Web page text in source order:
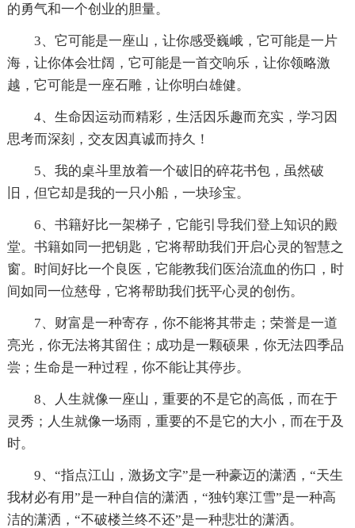
的勇气和一个创业的胆量。
3、它可能是一座山，让你感受巍峨，它可能是一片
海，让你体会壮阔，它可能是一首交响乐，让你领略激
越，它可能是一座石雕，让你明白雄健。
4、生命因运动而精彩，生活因乐趣而充实，学习因
思考而深刻，交友因真诚而持久！
5、我的桌斗里放着一个破旧的碎花书包，虽然破
旧，但它却是我的一只小船，一块珍宝。
6、书籍好比一架梯子，它能引导我们登上知识的殿
堂。书籍如同一把钥匙，它将帮助我们开启心灵的智慧之
窗。时间好比一个良医，它能教我们医治流血的伤口，时
间如同一位慈母，它将帮助我们抚平心灵的创伤。
7、财富是一种寄存，你不能将其带走；荣誉是一道
亮光，你无法将其留住；成功是一颗硕果，你无法四季品
尝；生命是一种过程，你不能让其停步。
8、人生就像一座山，重要的不是它的高低，而在于
灵秀；人生就像一场雨，重要的不是它的大小，而在于及
时。
9、“指点江山，激扬文字”是一种豪迈的潇洒，“天生
我材必有用”是一种自信的潇洒，“独钓寒江雪”是一种高
洁的潇洒，“不破楼兰终不还”是一种悲壮的潇洒。